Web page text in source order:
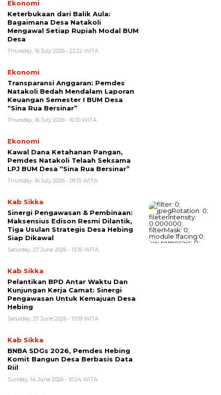
Ekonomi
Keterbukaan dari Balik Aula:
Bagaimana Desa Natakoli
Mengawal Setiap Rupiah Modal BUM
Desa
Thursday, 16 July 2026 - 22:22 WITA
Ekonomi
Transparansi Anggaran: Pemdes
Natakoli Bedah Mendalam Laporan
Keuangan Semester I BUM Desa
“Sina Rua Bersinar”
Thursday, 16 July 2026 - 10:10 WITA
Ekonomi
Kawal Dana Ketahanan Pangan,
Pemdes Natakoli Telaah Seksama
LPJ BUM Desa “Sina Rua Bersinar”
Thursday, 16 July 2026 - 09:15 WITA
Kab Sikka
Sinergi Pengawasan & Pembinaan:
Maksensius Edison Resmi Dilantik,
Tiga Usulan Strategis Desa Hebing
Siap Dikawal
Saturday, 27 June 2026 - 13:16 WITA
Kab Sikka
Pelantikan BPD Antar Waktu Dan
Kunjungan Kerja Camat: Sinergi
Pengawasan Untuk Kemajuan Desa
Hebing
Saturday, 27 June 2026 - 11:09 WITA
Kab Sikka
BNBA SDGs 2026, Pemdes Hebing
Komit Bangun Desa Berbasis Data
Riil
Sunday, 14 June 2026 - 10:24 WITA